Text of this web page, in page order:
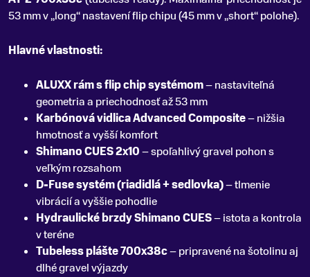
53 mm v „long“ nastavení flip chipu (45 mm v „short“ polohe).
Hlavné vlastnosti:
ALUXX rám s flip chip systémom– nastaviteľná
geometria a priechodnosť až 53 mm
Karbónová vidlica Advanced Composite– nižšia
hmotnosť a vyšší komfort
Shimano CUES 2x10– spoľahlivý gravel pohon s
veľkým rozsahom
D-Fuse systém (riadidlá + sedlovka)– tlmenie
vibrácií a vyššie pohodlie
Hydraulické brzdy Shimano CUES– istota a kontrola
v teréne
Tubeless plášte 700x38c– pripravené na šotolinu aj
dlhé gravel výjazdy